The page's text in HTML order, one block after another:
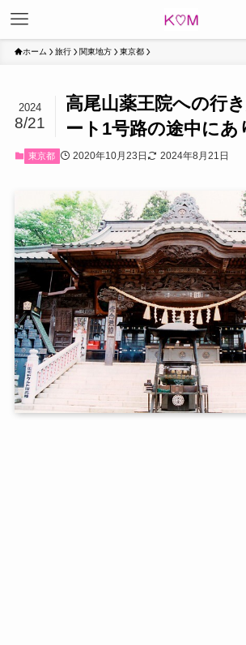
ホーム 旅行 関東地方 東京都
高尾山薬王院への行
ート1号路の途中にあ
2024
8/21
東京都 2020年10月23日 2024年8月21日